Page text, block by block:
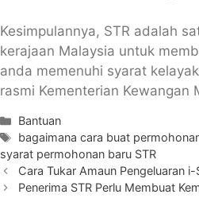
Kesimpulannya, STR adalah
kerajaan Malaysia untuk
anda memenuhi syarat
rasmi Kementerian Kewangan
Categories
Bantuan
Tags
bagaimana cara buat
syarat permohonan baru STR
Cara Tukar Amaun Pengeluaran i-
Penerima STR Perlu Membuat